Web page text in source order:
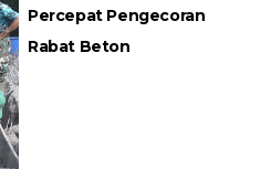
Percepat Pengecoran
Rabat Beton